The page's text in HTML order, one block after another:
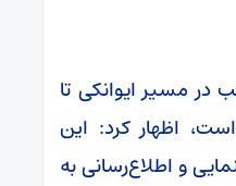
اینکه ۱۳ موکب در مسیر ایوانکی تا
اظهار کرد: این
و اطلاع‌رسانی به